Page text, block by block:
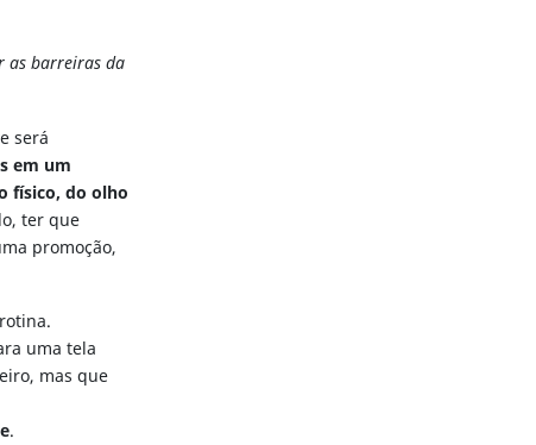
as barreiras da
será
em um
físico, do olho
ter que
promoção,
uma tela
mas que
.